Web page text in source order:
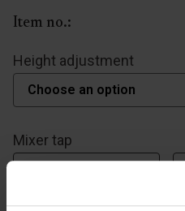
Item no.:
Height adjustment
Mixer tap